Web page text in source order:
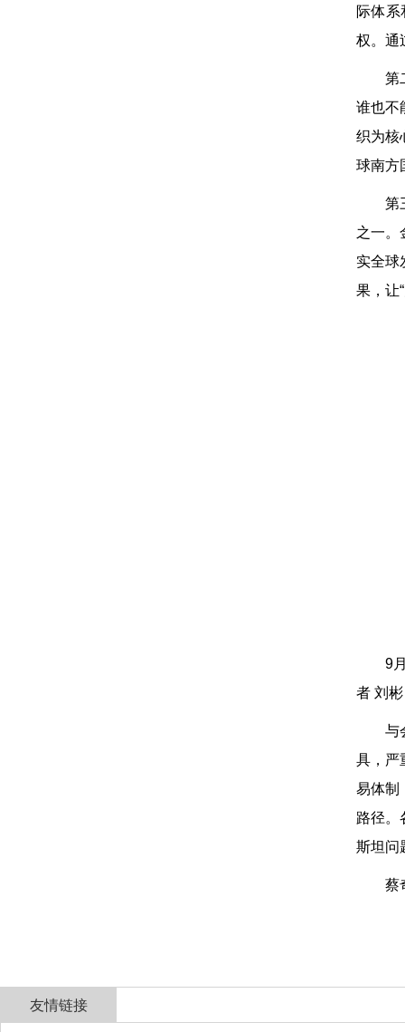
际体
权。通
第
谁也不
织为核
球南方
第
之一。
实全球
果，让
9
者 刘
与
具，严
易体制
路径。
斯坦问
蔡
友情链接